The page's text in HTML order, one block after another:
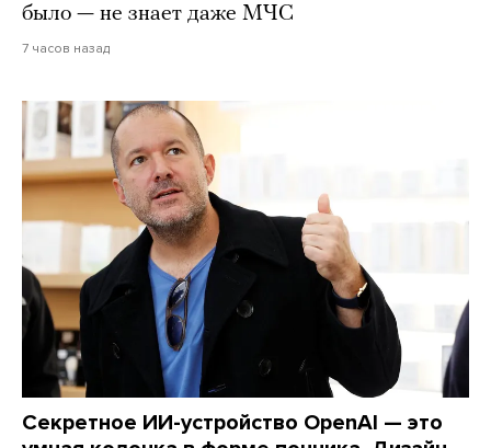
было — не знает даже МЧС
7 часов назад
Секретное ИИ-устройство OpenAI — это